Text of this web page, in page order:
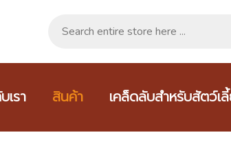
เรา สินค้า เคล็ดลับสำหรับสัตว์เ